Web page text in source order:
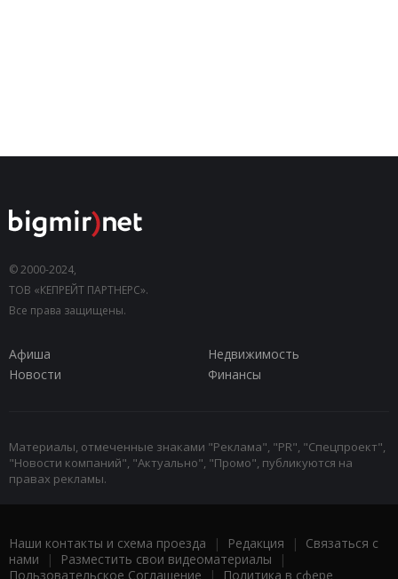
© 2000-2024,
ТОВ «КЕПРЕЙТ ПАРТНЕРС».
Все права защищены.
Афиша
Недвижимость
Новости
Финансы
Материалы, отмеченные знаками "Реклама", "PR", "Спецпроект",
"Новости компаний", "Актуально", "Промо", публикуются на
правах рекламы.
Наши контакты и схема проезда | Редакция | Связаться с
нами | Разместить свои видеоматериалы |
Пользовательское Соглашение | Политика в сфере